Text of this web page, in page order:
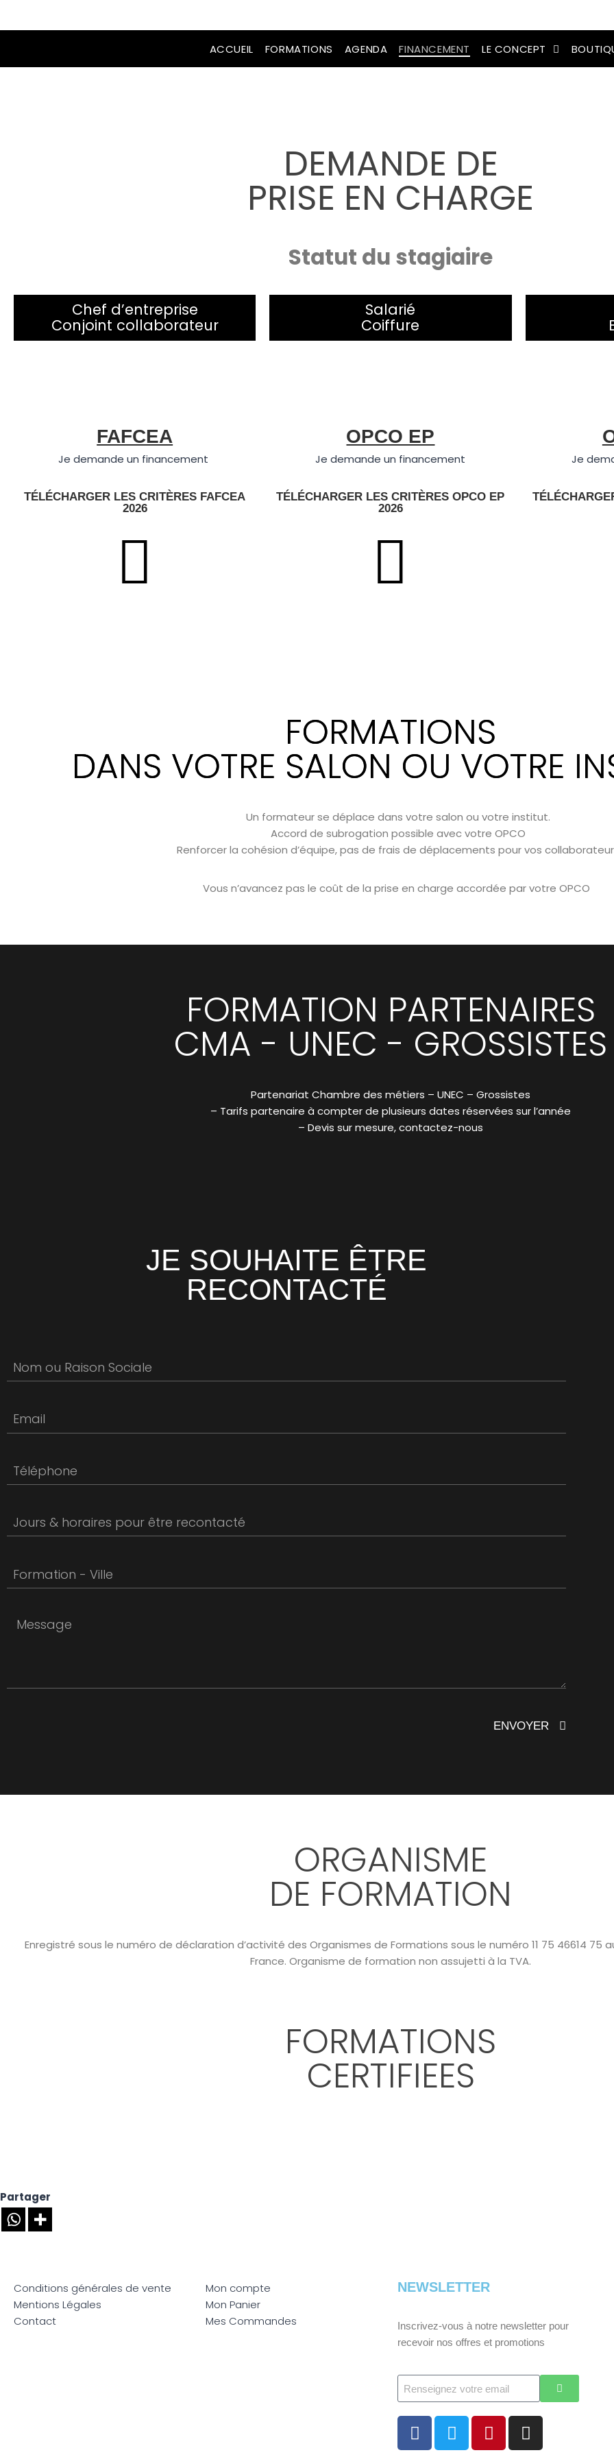
ACCUEIL FORMATIONS AGENDA FINANCEMENT LE CONCEPT
DEMANDE DE
PRISE EN CHARGE
Statut du stagiaire
Chef d’entreprise
Conjoint collaborateur
FAFCEA
Je demande un financement
TÉLÉCHARGER LES CRITÈRES FAFCEA
2026
Salarié
Coiffure
OPCO EP
Je demande un financement
TÉLÉCHARGER LES CRITÈRES OPCO EP
2026
Je
FORMATIONS
DANS VOTRE SALON OU VOTRE
Un formateur se déplace dans votre salon ou votre institut.
Accord de subrogation possible avec votre OPCO
Renforcer la cohésion d’équipe, pas de frais de déplacements pour vos
Vous n’avancez pas le coût de la prise en charge accordée par votre OPCO
FORMATION PARTENAIRES
CMA - UNEC - GROSSISTES
Partenariat Chambre des métiers – UNEC – Grossistes
– Tarifs partenaire à compter de plusieurs dates réservées sur l’année
– Devis sur mesure, contactez-nous
JE SOUHAITE ÊTRE
RECONTACTÉ
ENVOYER
ORGANISME
DE FORMATION
Enregistré sous le numéro de déclaration d’activité des Organismes de Formations sous le numéro 11 75 46614 75
France. Organisme de formation non assujetti à la TVA.
FORMATIONS
CERTIFIEES
Partager
Conditions générales de vente
Mentions Légales
Contact
Mon compte
Mon Panier
Mes Commandes
NEWSLETTER
Inscrivez-vous à notre newsletter pour
recevoir nos offres et promotions